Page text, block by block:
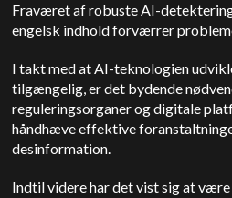
Fraværet af robuste AI-
engelsk indhold forværrer
I takt med at AI-teknologien
tilgængelig, er det bydende
reguleringsorganer og digitale
håndhæve effektive
desinformation.
Indtil videre har det vist sig at være